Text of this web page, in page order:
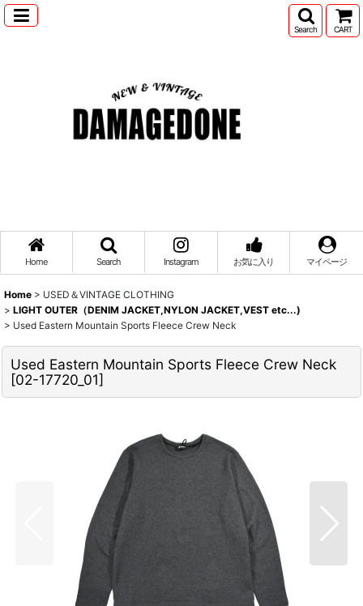
Search CART
Home Search Instagram お気に入り マイページ
Home > USED＆VINTAGE CLOTHING
> LIGHT OUTER（DENIM JACKET,NYLON JACKET,VEST etc...)
> Used Eastern Mountain Sports Fleece Crew Neck
Used Eastern Mountain Sports Fleece Crew Neck
[02-17720_01]